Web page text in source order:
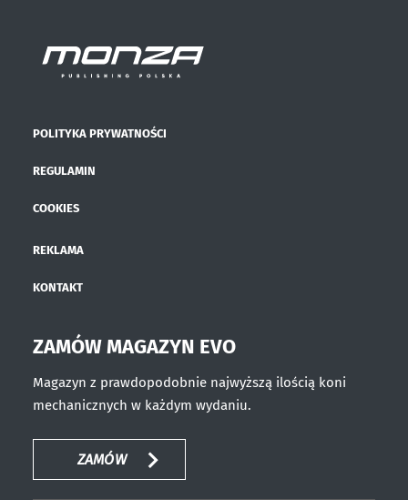
POLITYKA PRYWATNOŚCI
REGULAMIN
COOKIES
REKLAMA
KONTAKT
ZAMÓW MAGAZYN EVO
Magazyn z prawdopodobnie najwyższą ilością koni
mechanicznych w każdym wydaniu.
ZAMÓW